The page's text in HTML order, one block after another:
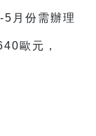
5月份需辦理
歐元，